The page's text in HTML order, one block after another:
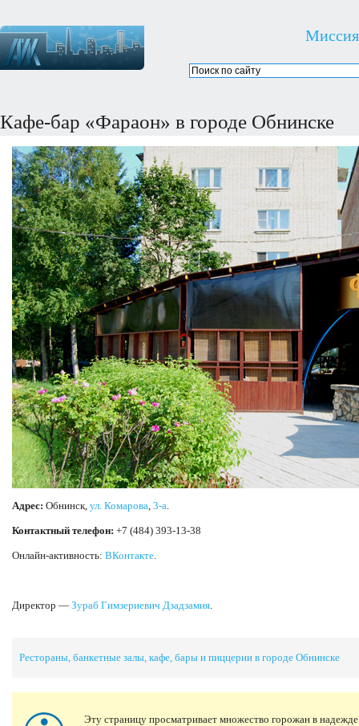
Миссия
Кафе-бар «Фараон» в городе Обнинске
Адрес: Обнинск, ул. Комарова, 3-а.
Контактный телефон: +7 (484) 393-13-38
Онлайн-активность: ВКонтакте.
Директор — Зураб Гимзериевич Дзадзамия.
Рестораны, банкетные залы, кафе, бары и пиццерии в городе Обнинске
Эту страницу просматривает множество горожан в